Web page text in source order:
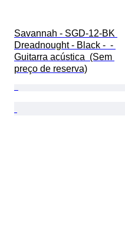
Savannah - SGD-12-BK
Dreadnought - Black -  -
Guitarra acústica  (Sem
preço de reserva)